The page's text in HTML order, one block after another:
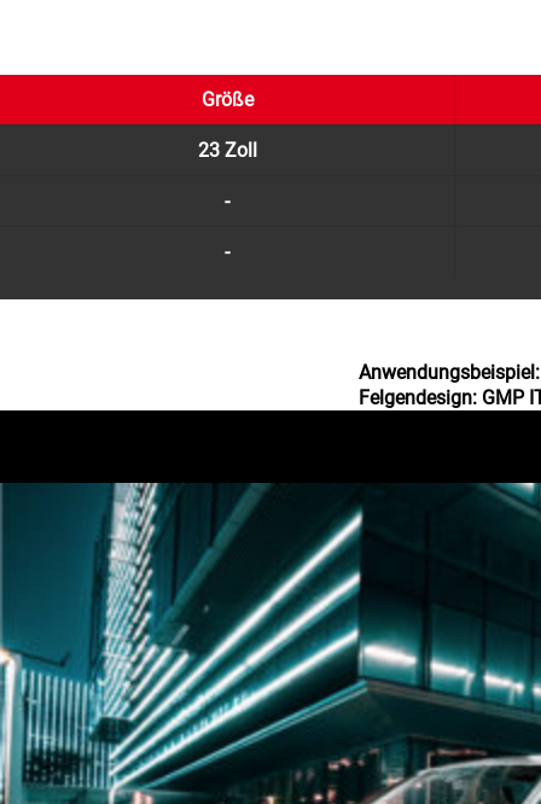
Größe
23 Zoll
-
-
Anwendungsbeispiel:
Felgendesign: GMP